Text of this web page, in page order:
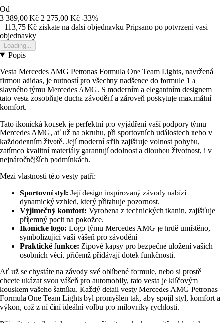
Od
3 389,00 Kč 2 275,00 Kč -33%
+113,75 Kč ziskate na dalsi objednavku Pripsano po potvrzeni vasi
objednavky
Loading...
Popis
Vesta Mercedes AMG Petronas Formula One Team Lights, navržená
firmou adidas, je nutností pro všechny nadšence do formule 1 a
slavného týmu Mercedes AMG. S moderním a elegantním designem
tato vesta zosobňuje ducha závodění a zároveň poskytuje maximální
komfort.
Tato ikonická kousek je perfektní pro vyjádření vaší podpory týmu
Mercedes AMG, ať už na okruhu, při sportovních událostech nebo v
každodenním životě. Její moderní střih zajišťuje volnost pohybu,
zatímco kvalitní materiály garantují odolnost a dlouhou životnost, i v
nejnáročnějších podmínkách.
Mezi vlastnosti této vesty patří:
Sportovní styl: Její design inspirovaný závody nabízí
dynamický vzhled, který přitahuje pozornost.
Výjimečný komfort: Vyrobena z technických tkanin, zajišťuje
příjemný pocit na pokožce.
Ikonické logo: Logo týmu Mercedes AMG je hrdě umístěno,
symbolizující vaši vášeň pro závodění.
Praktické funkce: Zipové kapsy pro bezpečné uložení vašich
osobních věcí, přičemž přidávají dotek funkčnosti.
Ať už se chystáte na závody své oblíbené formule, nebo si prostě
chcete ukázat svou vášeň pro automobily, tato vesta je klíčovým
kouskem vašeho šatníku. Každý detail vesty Mercedes AMG Petronas
Formula One Team Lights byl promyšlen tak, aby spojil styl, komfort a
výkon, což z ní činí ideální volbu pro milovníky rychlosti.